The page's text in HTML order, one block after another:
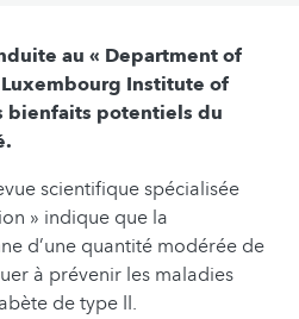
au « Department of
Institute of
bienfaits potentiels du
scientifique spécialisée
» indique que la
d’une quantité modérée de
à prévenir les maladies
de type II.